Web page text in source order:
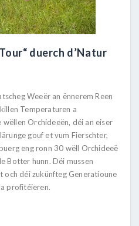
duerch d’Natur
Weeër an ënnerem Reen
Temperaturen a
wëllen Orchideeën, déi an eiser
gouf et vum Fierschter,
eng ronn 30 wëll Orchideeë
Botter hunn. Déi mussen
déi zukünfteg Generatioune
profitéieren.